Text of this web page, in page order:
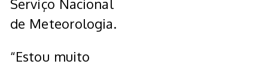
Serviço Nacional
de Meteorologia.
“Estou muito